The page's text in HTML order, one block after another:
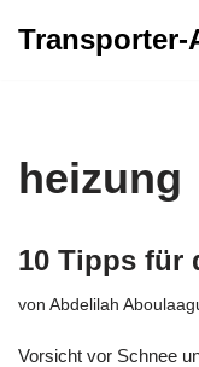
Transporter-
heizung
10 Tipps für
von Abdelilah
Vorsicht vor Schnee